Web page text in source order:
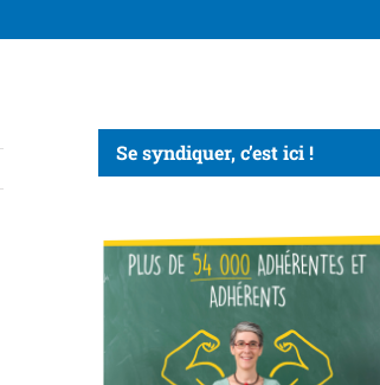
Se syndiquer, c’est ici !